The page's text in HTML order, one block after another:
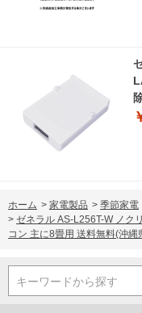
ホーム > 家電製品 > 季節家電
> ゼネラル AS-L256T-W ノク
コン 主に8畳用 送料無料(沖
キーワードから探す